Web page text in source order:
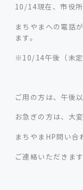
10/14現在、市役
まちやまへの電話
ます。
※10/14午後（未定
ご用の方は、午後
お急ぎの方は、大
まちやまHP問い合
ご連絡いただきま